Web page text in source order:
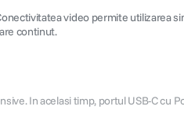
video permite utilizarea
continut.
In acelasi timp, portul USB-C cu